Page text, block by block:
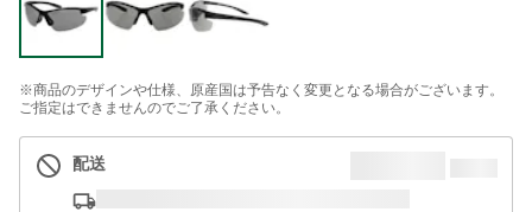
※商品のデザインや仕様、原産国は予告なく変更となる場合がございます。
ご指定はできませんのでご了承ください。
配送